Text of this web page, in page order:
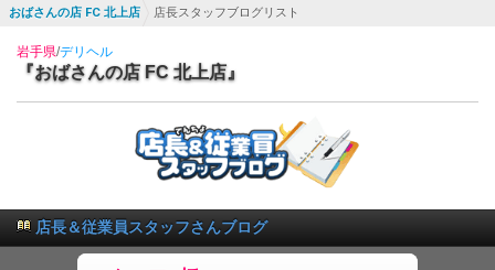
おばさんの店 FC 北上店 店長スタッフブログリスト
岩手県/デリヘル
『おばさんの店 FC 北上店』
店長＆従業員スタッフさんブログ